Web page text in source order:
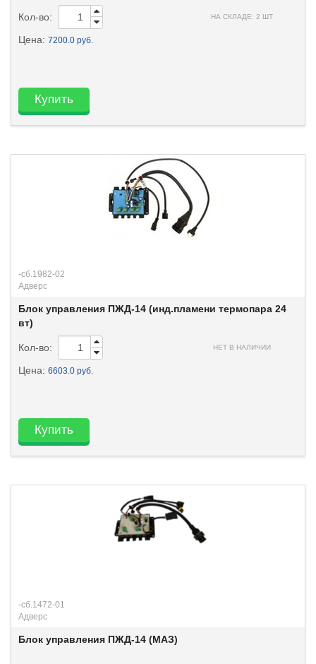
Кол-во: НА СКЛАДЕ: 2 ШТ
Цена: 7200.0 руб.
Купить
-сб.1982-02
Адверс
Блок управления ПЖД-14 (инд.пламени термопара 24
вт)
Кол-во: НЕТ В НАЛИЧИИ
Цена: 6603.0 руб.
Купить
-сб.1472-01
Адверс
Блок управления ПЖД-14 (МАЗ)